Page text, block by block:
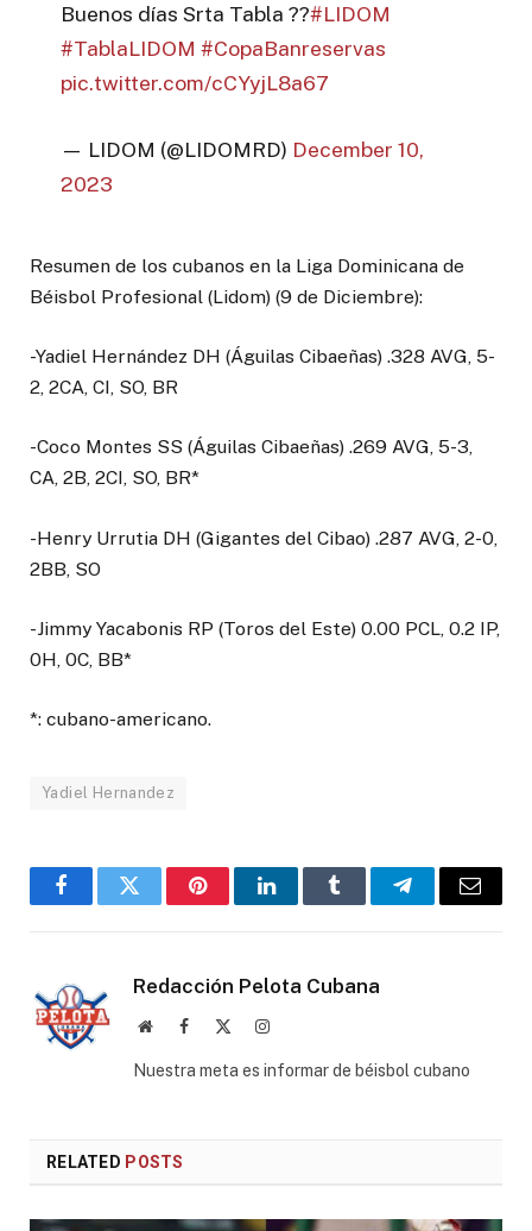
Buenos días Srta Tabla ??#LIDOM
#TablaLIDOM #CopaBanreservas
pic.twitter.com/cCYyjL8a67
— LIDOM (@LIDOMRD) December 10,
2023
Resumen de los cubanos en la Liga Dominicana de
Béisbol Profesional (Lidom) (9 de Diciembre):
-Yadiel Hernández DH (Águilas Cibaeñas) .328 AVG, 5-
2, 2CA, CI, SO, BR
-Coco Montes SS (Águilas Cibaeñas) .269 AVG, 5-3,
CA, 2B, 2CI, SO, BR*
-Henry Urrutia DH (Gigantes del Cibao) .287 AVG, 2-0,
2BB, SO
-Jimmy Yacabonis RP (Toros del Este) 0.00 PCL, 0.2 IP,
0H, 0C, BB*
*: cubano-americano.
Yadiel Hernandez
FacebookTwitter PinterestLinkedInTumblr TelegramEmail
Redacción Pelota Cubana
WebsiteFacebook Instagram
Nuestra meta es informar de béisbol cubano
RELATED POSTS